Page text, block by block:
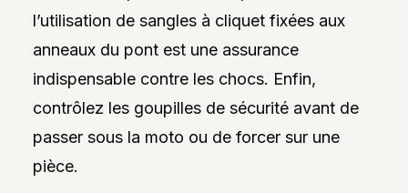
l’utilisation de sangles à cliquet fixées aux
anneaux du pont est une assurance
indispensable contre les chocs. Enfin,
contrôlez les goupilles de sécurité avant de
passer sous la moto ou de forcer sur une
pièce.